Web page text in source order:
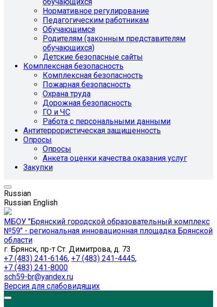
Нормативное регулирование
Педагогическим работникам
Обучающимся
Родителям (законным представителям
обучающихся)
Детские безопасные сайты
Комплексная безопасность
Комплексная безопасность
Пожарная безопасность
Охрана труда
Дорожная безопасность
ГО и ЧС
Работа с персональными данными
Антитеррористическая защищенность
Опросы
Опросы
Анкета оценки качества оказания услуг
Закупки
Russian
Russian English
МБОУ "Брянский городской образовательный комплекс
№59" - региональная инновационная площадка Брянской
области
г. Брянск, пр-т Ст. Димитрова, д. 73
+7 (483) 241-6146, +7 (483) 241-4445,
+7 (483) 241-8000
sch59-br@yandex.ru
Версия для слабовидящих